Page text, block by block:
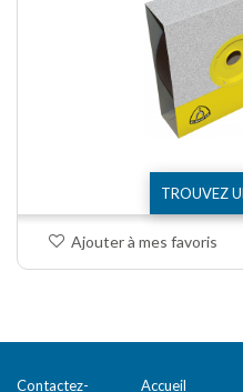
TROUVEZ
Ajouter à mes favoris
Contactez- Accueil